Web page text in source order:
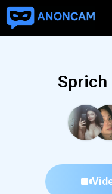
Sprich